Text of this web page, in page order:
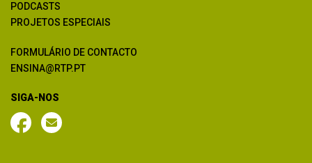
PODCASTS
PROJETOS ESPECIAIS
FORMULÁRIO DE CONTACTO
ENSINA@RTP.PT
SIGA-NOS